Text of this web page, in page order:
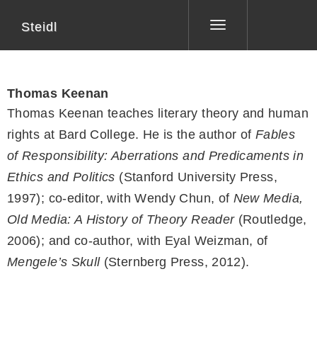
Toggle
Steidl
Thomas Keenan
Thomas Keenan teaches literary theory and human
rights at Bard College. He is the author of Fables
of Responsibility: Aberrations and Predicaments in
Ethics and Politics (Stanford University Press,
1997); co-editor, with Wendy Chun, of New Media,
Old Media: A History of Theory Reader(Routledge,
2006); and co-author, with Eyal Weizman, of
Mengele’s Skull(Sternberg Press, 2012).